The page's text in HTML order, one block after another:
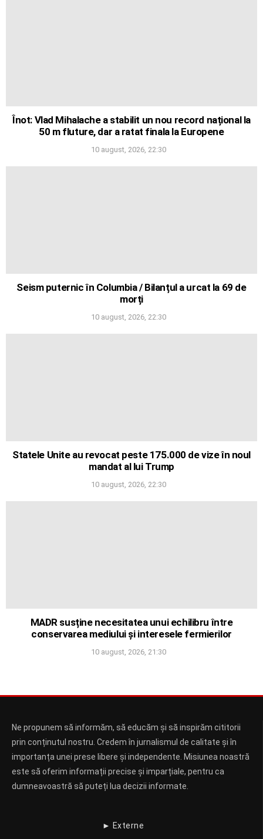
Înot: Vlad Mihalache a stabilit un nou record național la
50 m fluture, dar a ratat finala la Europene
10 august, 2026, 22:30
Seism puternic în Columbia / Bilanțul a urcat la 69 de
morți
10 august, 2026, 22:30
Statele Unite au revocat peste 175.000 de vize în noul
mandat al lui Trump
10 august, 2026, 22:30
MADR susține necesitatea unui echilibru între
conservarea mediului și interesele fermierilor
10 august, 2026, 21:30
Ne propunem să informăm, să educăm și să inspirăm cititorii
prin conținutul nostru. Credem în jurnalismul de calitate și în
importanța unei prese libere și independente. Misiunea noastră
este să oferim informații precise și imparțiale, pentru ca
dumneavoastră să puteți lua decizii informate.
► Externe